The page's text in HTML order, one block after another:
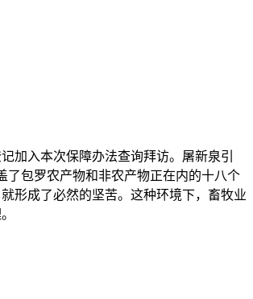
入本次保障办法查询拜访。屠新泉引
了包罗农产物和非农产物正在内的十八个
形成了必然的坚苦。这种环境下，畜牧业